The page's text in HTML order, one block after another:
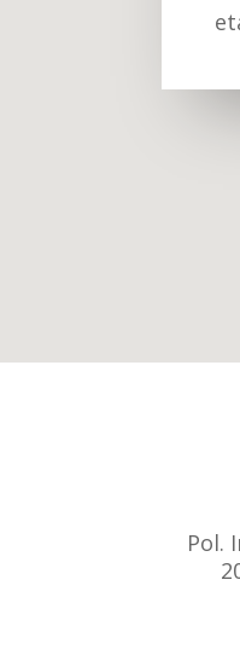
Pol.